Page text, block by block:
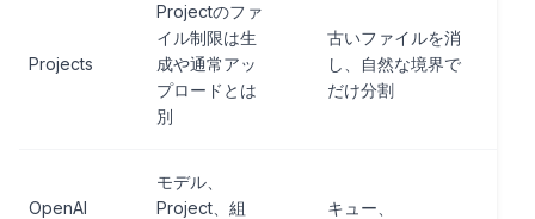
Projects
Projectのファ
イル制限は生
成や通常アッ
プロードとは
別
古いファイルを消
し、自然な境界で
だけ分割
OpenAI
モデル、
Project、組
キュー、